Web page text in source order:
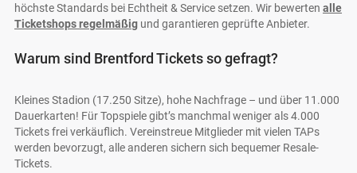
höchste Standards bei Echtheit & Service setzen. Wir bewerten alle
Ticketshops regelmäßig und garantieren geprüfte Anbieter.
Warum sind Brentford Tickets so gefragt?
Kleines Stadion (17.250 Sitze), hohe Nachfrage – und über 11.000
Dauerkarten! Für Topspiele gibt’s manchmal weniger als 4.000
Tickets frei verkäuflich. Vereinstreue Mitglieder mit vielen TAPs
werden bevorzugt, alle anderen sichern sich bequemer Resale-
Tickets.